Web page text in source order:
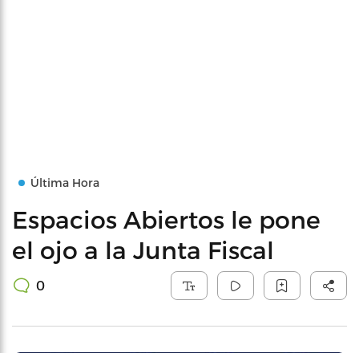
Última Hora
Espacios Abiertos le pone
el ojo a la Junta Fiscal
0